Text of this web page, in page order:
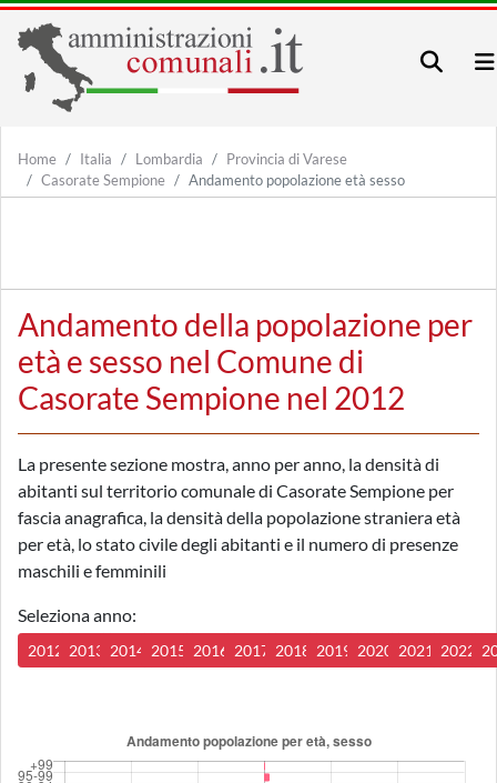
Home Italia Lombardia
Provincia di Varese
Casorate Sempione
Andamento popolazione età sesso
Andamento della popolazione per
età e sesso nel Comune di
Casorate Sempione nel 2012
La presente sezione mostra, anno per anno, la densità di
abitanti sul territorio comunale di Casorate Sempione per
fascia anagrafica, la densità della popolazione straniera età
per età, lo stato civile degli abitanti e il numero di presenze
maschili e femminili
Seleziona anno:
2012 2013 2014 2015 2016 2017 2018 2019 2020 2021 2022